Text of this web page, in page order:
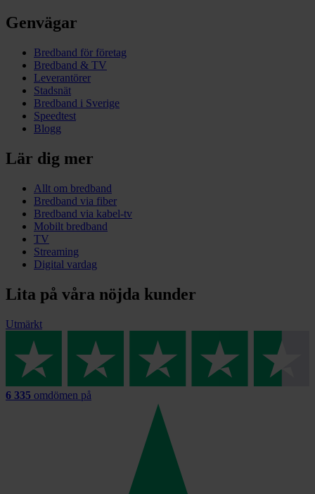
Genvägar
Bredband för företag
Bredband & TV
Leverantörer
Stadsnät
Bredband i Sverige
Speedtest
Blogg
Lär dig mer
Allt om bredband
Bredband via fiber
Bredband via kabel-tv
Mobilt bredband
TV
Streaming
Digital vardag
Lita på våra nöjda kunder
Utmärkt
6 335 omdömen på